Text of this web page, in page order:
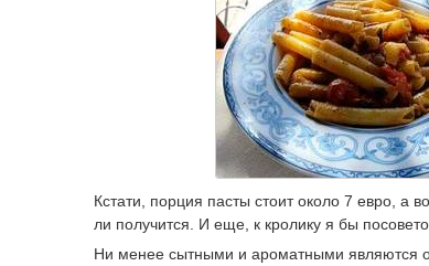
Кстати, порция пасты стоит около 7 евро, а
ли получится. И еще, к кролику я бы
Ни менее сытными и ароматными являются